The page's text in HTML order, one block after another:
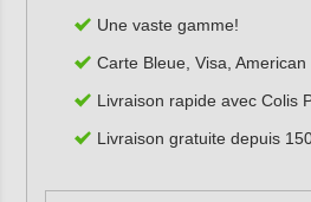
Une vaste gamme!
Carte Bleue, Visa,
Livraison rapide avec Colis
Livraison gratuite depuis